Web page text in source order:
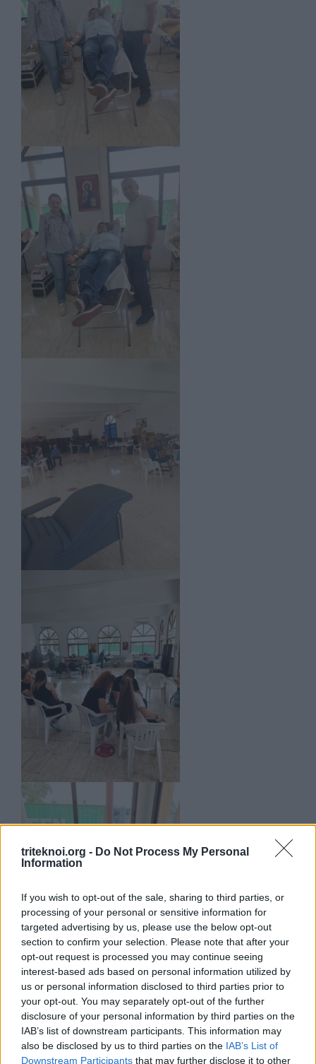
triteknoi.org - Do Not Process My Personal
Information
If you wish to opt-out of the sale, sharing to third parties, or
processing of your personal or sensitive information for
targeted advertising by us, please use the below opt-out
section to confirm your selection. Please note that after your
opt-out request is processed you may continue seeing
interest-based ads based on personal information utilized by
us or personal information disclosed to third parties prior to
your opt-out. You may separately opt-out of the further
disclosure of your personal information by third parties on the
IAB’s list of downstream participants. This information may
also be disclosed by us to third parties on the IAB’s List of
Downstream Participants that may further disclose it to other